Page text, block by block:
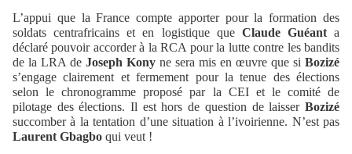
L’appui que la France compte apporter pour la formation des
soldats centrafricains et en logistique que Claude Guéanta
déclaré pouvoir accorder à la RCA pour la lutte contre les bandits
de la LRA de Joseph Kony ne sera mis en œuvre que si Bozizé
s’engage clairement et fermement pour la tenue des élections
selon le chronogramme proposé par la CEI et le comité de
pilotage des élections. Il est hors de question de laisser Bozizé
succomber à la tentation d’une situation à l’ivoirienne. N’est pas
Laurent Gbagbo qui veut !